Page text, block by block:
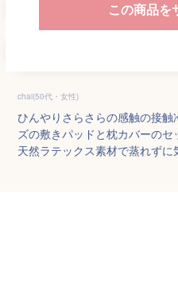
この商品を
chai(50代・女性)
ひんやりさらさらの感触の接
ズの敷きパッドと枕カバーの
天然ラテックス素材で蒸れずに